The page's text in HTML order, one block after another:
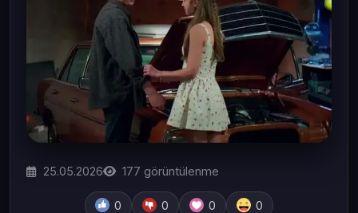
25.05.2026 177 görüntülenme
0 0 0 0